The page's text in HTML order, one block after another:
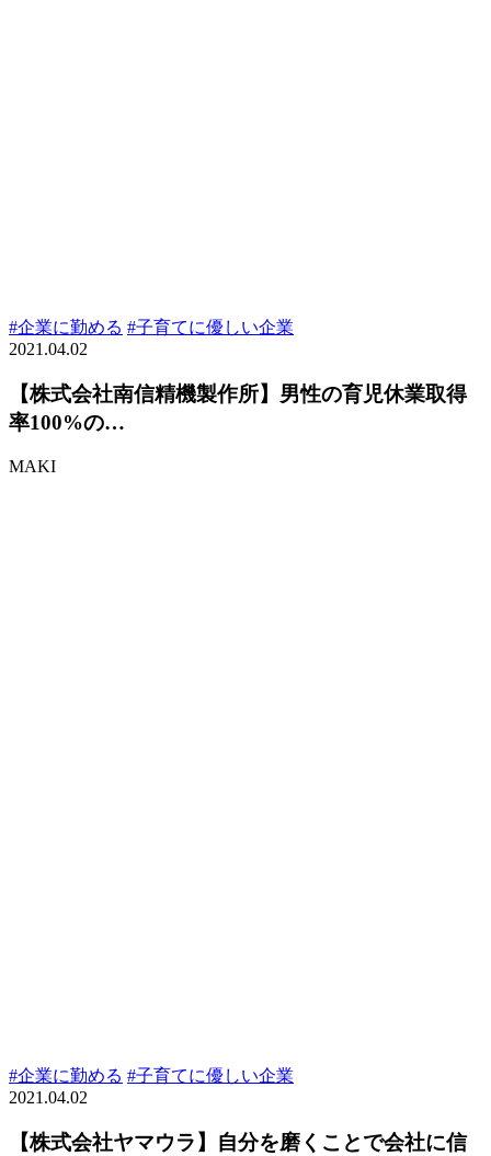
#企業に勤める #子育てに優しい企業
2021.04.02
【株式会社南信精機製作所】男性の育児休業取得
率100%の…
MAKI
#企業に勤める #子育てに優しい企業
2021.04.02
【株式会社ヤマウラ】自分を磨くことで会社に信